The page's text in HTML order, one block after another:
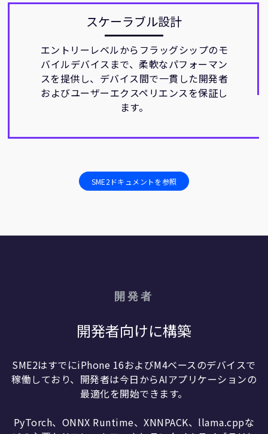
スケーラブル設計
エントリーレベルからフラッグシップのモ
バイルデバイスまで、柔軟なパフォーマン
スを提供し、デバイス間で一貫した開発者
およびユーザーエクスペリエンスを保証し
ます。
SME2ドキュメントを参照
開発者
開発者向けに構築
SME2はすでにiPhone 16およびM4ベースのデバイスで
稼働しており、開発者は今日からAIアプリケーションの
最適化を開始できます。
PyTorch、ONNX Runtime、XNNPACK、llama.cppな